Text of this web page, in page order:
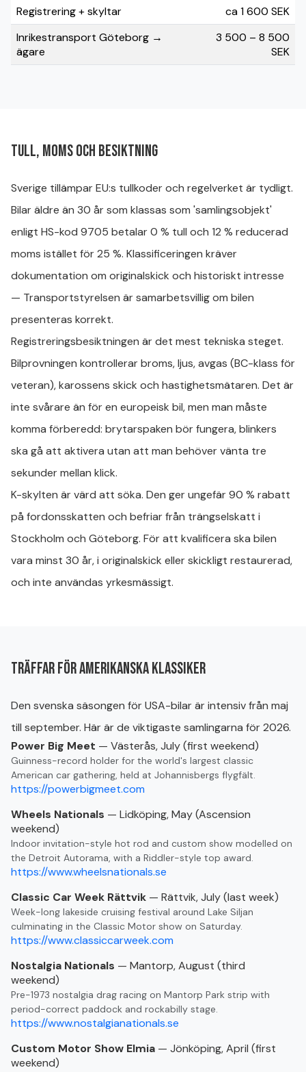
Registrering + skyltar
ca 1 600 SEK
Inrikestransport Göteborg →
ägare
3 500 – 8 500
SEK
Tull, moms och besiktning
Sverige tillämpar EU:s tullkoder och regelverket är tydligt.
Bilar äldre än 30 år som klassas som 'samlingsobjekt'
enligt HS-kod 9705 betalar 0 % tull och 12 % reducerad
moms istället för 25 %. Klassificeringen kräver
dokumentation om originalskick och historiskt intresse
— Transportstyrelsen är samarbetsvillig om bilen
presenteras korrekt.
Registreringsbesiktningen är det mest tekniska steget.
Bilprovningen kontrollerar broms, ljus, avgas (BC-klass för
veteran), karossens skick och hastighetsmätaren. Det är
inte svårare än för en europeisk bil, men man måste
komma förberedd: brytarspaken bör fungera, blinkers
ska gå att aktivera utan att man behöver vänta tre
sekunder mellan klick.
K-skylten är värd att söka. Den ger ungefär 90 % rabatt
på fordonsskatten och befriar från trängselskatt i
Stockholm och Göteborg. För att kvalificera ska bilen
vara minst 30 år, i originalskick eller skickligt restaurerad,
och inte användas yrkesmässigt.
Träffar för amerikanska klassiker
Den svenska säsongen för USA-bilar är intensiv från maj
till september. Här är de viktigaste samlingarna för 2026.
Power Big Meet — Västerås, July (first weekend)
Guinness-record holder for the world's largest classic
American car gathering, held at Johannisbergs flygfält.
https://powerbigmeet.com
Wheels Nationals — Lidköping, May (Ascension
weekend)
Indoor invitation-style hot rod and custom show modelled on
the Detroit Autorama, with a Riddler-style top award.
https://www.wheelsnationals.se
Classic Car Week Rättvik — Rättvik, July (last week)
Week-long lakeside cruising festival around Lake Siljan
culminating in the Classic Motor show on Saturday.
https://www.classiccarweek.com
Nostalgia Nationals — Mantorp, August (third
weekend)
Pre-1973 nostalgia drag racing on Mantorp Park strip with
period-correct paddock and rockabilly stage.
https://www.nostalgianationals.se
Custom Motor Show Elmia — Jönköping, April (first
weekend)